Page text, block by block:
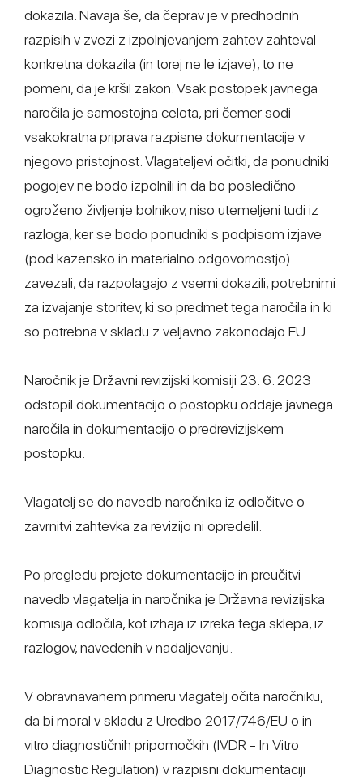
dokazila. Navaja še, da čeprav je v predhodnih
razpisih v zvezi z izpolnjevanjem zahtev zahteval
konkretna dokazila (in torej ne le izjave), to ne
pomeni, da je kršil zakon. Vsak postopek javnega
naročila je samostojna celota, pri čemer sodi
vsakokratna priprava razpisne dokumentacije v
njegovo pristojnost. Vlagateljevi očitki, da ponudniki
pogojev ne bodo izpolnili in da bo posledično
ogroženo življenje bolnikov, niso utemeljeni tudi iz
razloga, ker se bodo ponudniki s podpisom izjave
(pod kazensko in materialno odgovornostjo)
zavezali, da razpolagajo z vsemi dokazili, potrebnimi
za izvajanje storitev, ki so predmet tega naročila in ki
so potrebna v skladu z veljavno zakonodajo EU.
Naročnik je Državni revizijski komisiji 23. 6. 2023
odstopil dokumentacijo o postopku oddaje javnega
naročila in dokumentacijo o predrevizijskem
postopku.
Vlagatelj se do navedb naročnika iz odločitve o
zavrnitvi zahtevka za revizijo ni opredelil.
Po pregledu prejete dokumentacije in preučitvi
navedb vlagatelja in naročnika je Državna revizijska
komisija odločila, kot izhaja iz izreka tega sklepa, iz
razlogov, navedenih v nadaljevanju.
V obravnavanem primeru vlagatelj očita naročniku,
da bi moral v skladu z Uredbo 2017/746/EU o in
vitro diagnostičnih pripomočkih (IVDR - In Vitro
Diagnostic Regulation) v razpisni dokumentaciji